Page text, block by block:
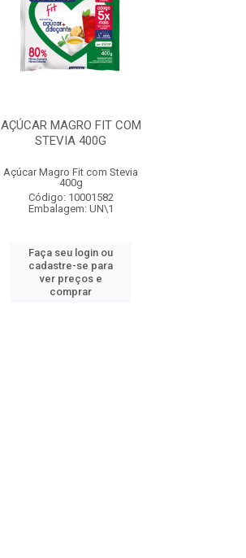
AÇÚCAR MAGRO FIT COM
STEVIA 400G
Açúcar Magro Fit com Stevia
400g
Código: 10001582
Embalagem: UN\1
Faça seu login ou
cadastre-se para
ver preços e
comprar